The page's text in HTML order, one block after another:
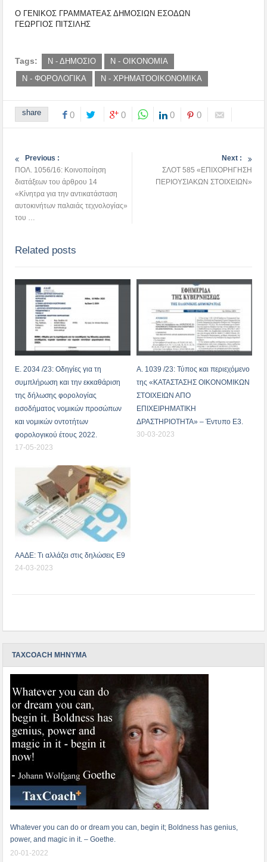
Ο ΓΕΝΙΚΟΣ ΓΡΑΜΜΑΤΕΑΣ ΔΗΜΟΣΙΩΝ ΕΣΟΔΩΝ
ΓΕΩΡΓΙΟΣ ΠΙΤΣΙΛΗΣ
Tags: Ν - ΔΗΜΟΣΙΟ
Ν - ΟΙΚΟΝΟΜΙΑ
Ν - ΦΟΡΟΛΟΓΙΚΑ
Ν - ΧΡΗΜΑΤΟΟΙΚΟΝΟΜΙΚΑ
share 0 0 0 0
Previous :
ΠΟΛ. 1056/16: Κοινοποίηση
διατάξεων του άρθρου 14
«Κίνητρα για την αντικατάσταση
αυτοκινήτων παλαιάς τεχνολογίας»
του …
Next :
ΣΛΟΤ 585 «ΕΠΙΧΟΡΗΓΗΣΗ
ΠΕΡΙΟΥΣΙΑΚΩΝ ΣΤΟΙΧΕΙΩΝ»
Related posts
Ε. 2034 /23: Οδηγίες για τη
συμπλήρωση και την εκκαθάριση
της δήλωσης φορολογίας
εισοδήματος νομικών προσώπων
και νομικών οντοτήτων
φορολογικού έτους 2022.
17-05-2023
Α. 1039 /23: Τύπος και περιεχόμενο
της «ΚΑΤΑΣΤΑΣΗΣ ΟΙΚΟΝΟΜΙΚΩΝ
ΣΤΟΙΧΕΙΩΝ ΑΠΟ
ΕΠΙΧΕΙΡΗΜΑΤΙΚΗ
ΔΡΑΣΤΗΡΙΟΤΗΤΑ» – Έντυπο Ε3.
30-03-2023
ΑΑΔΕ: Τι αλλάζει στις δηλώσεις Ε9
24-03-2023
TAXCOACH ΜΗΝΥΜΑ
Whatever you can do or dream you can, begin it; Boldness has genius,
power, and magic in it. – Goethe.
20-01-2022